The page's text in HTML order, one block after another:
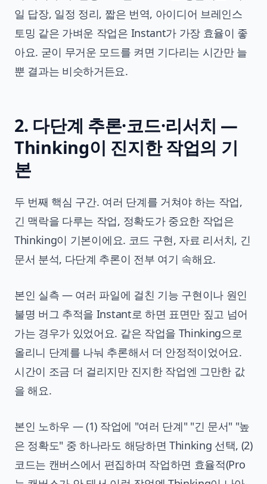
일 답장, 일정 정리, 짧은 번역, 아이디어 브레인스
토밍 같은 가벼운 작업은 Instant가 가장 효율이 좋
아요. 굳이 무거운 모드를 켜면 기다리는 시간만 늘
뿐 결과는 비슷하거든요.
2. 다단계 추론·코드·리서치 —
Thinking이 진지한 작업의 기
본
두 번째 핵심 구간. 여러 단계를 거쳐야 하는 작업,
긴 맥락을 다루는 작업, 정확도가 중요한 작업은
Thinking이 기본이에요. 코드 구현, 자료 리서치, 긴
문서 분석, 다단계 추론이 전부 여기 속해요.
본인 실측 — 여러 파일에 걸친 기능 구현이나 원인
불명 버그 추적을 Instant로 하면 표면만 짚고 넘어
가는 경우가 있었어요. 같은 작업을 Thinking으로
올리니 단계를 나눠 추론해서 더 안정적이었어요.
시간이 조금 더 걸리지만 진지한 작업엔 그만한 값
을 해요.
본인 노하우 — (1) 작업에 "여러 단계" "긴 문서" "높
은 정확도" 중 하나라도 해당하면 Thinking 선택, (2)
코드는 캔버스에서 편집하며 작업하면 효율적(Pro